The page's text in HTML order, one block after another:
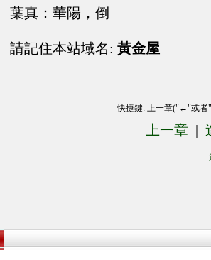
葉真：華陽，倒
請記住本站域名: 黃金屋
快捷鍵: 上一章("←"或
上一章 |